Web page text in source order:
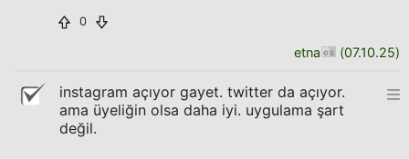
0
etna (07.10.25)
instagram açıyor gayet. twitter da açıyor.
ama üyeliğin olsa daha iyi. uygulama şart
değil.